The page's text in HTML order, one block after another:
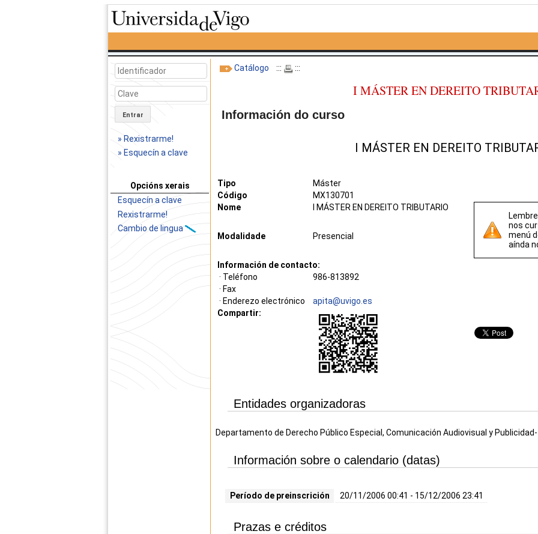
Entrar
» Rexistrarme!
» Esquecín a clave
Opcións xerais
Esquecín a clave
Rexistrarme!
Cambio de lingua
Catálogo ::: :::
I MÁSTER EN DEREITO
Información do curso
I MÁSTER EN DEREITO
Tipo
Máster
Código
MX130701
Nome
I MÁSTER EN DEREITO TRIBUTARIO
nos
menú
aínda
Modalidade Presencial
Información de contacto:
· Teléfono
986-813892
· Fax
· Enderezo electrónico
apita@uvigo.es
Compartir:
Entidades organizadoras
Departamento de Derecho Público Especial, Comunicación Audiovisual y
Información sobre o calendario (datas)
Período de preinscrición 20/11/2006 00:41 - 15/12/2006 23:41
Prazas e créditos